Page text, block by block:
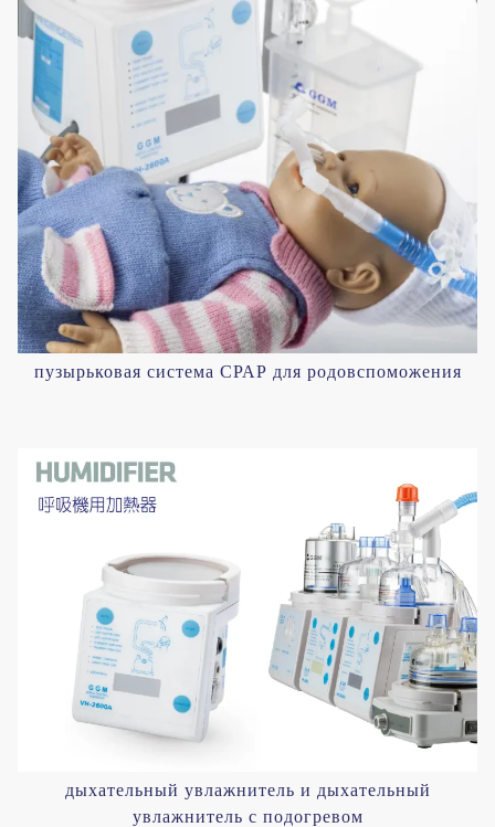
пузырьковая система СРАР для родовспоможения
дыхательный увлажнитель и дыхательный
увлажнитель с подогревом